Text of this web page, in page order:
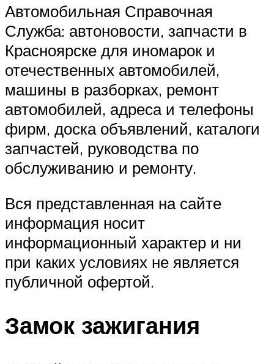
Автомобильная Справочная
Служба: автоновости, запчасти в
Красноярске для иномарок и
отечественных автомобилей,
машины в разборках, ремонт
автомобилей, адреса и телефоны
фирм, доска объявлений, каталоги
запчастей, руководства по
обслуживанию и ремонту.
Вся представленная на сайте
информация носит
информационный характер и ни
при каких условиях не является
публичной офертой.
Замок зажигания